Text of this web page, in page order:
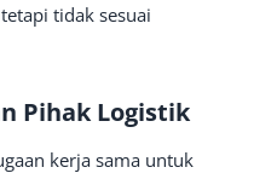
tidak sesuai
Pihak Logistik
kerja sama untuk